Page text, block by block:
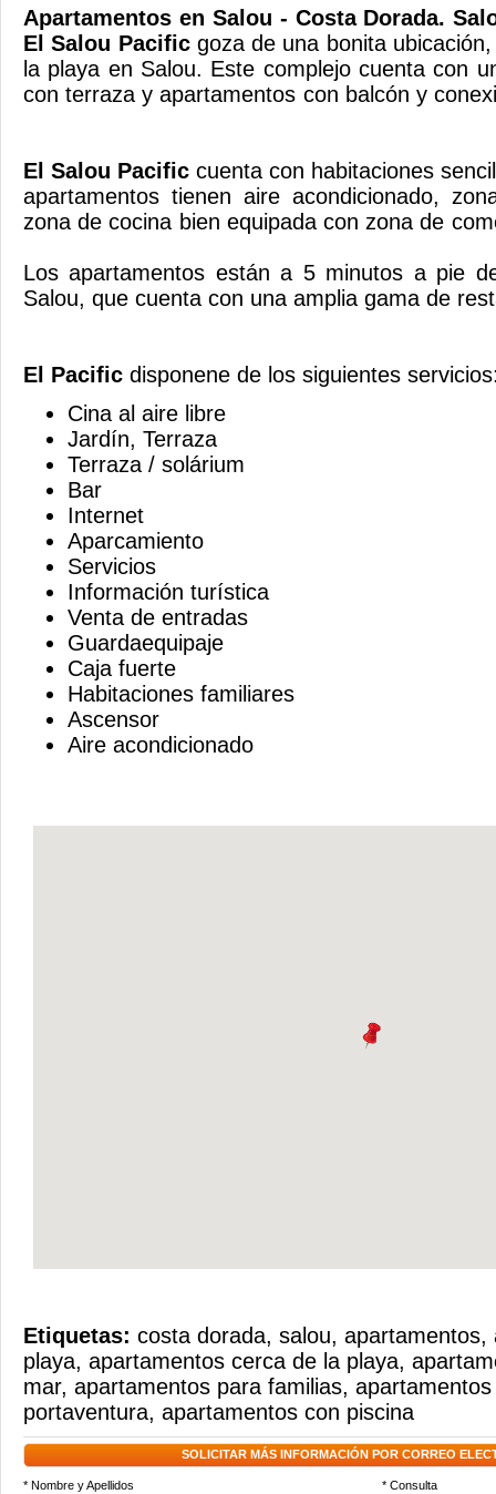
Apartamentos en Salou - Costa Dorada.
El Salou Pacific goza de una bonita
la playa en Salou. Este complejo cuenta con
con terraza y apartamentos con balcón y
El Salou Pacific cuenta con habitaciones
apartamentos tienen aire acondicionado,
zona de cocina bien equipada con
Los apartamentos están a 5 minutos a pie
Salou, que cuenta con una amplia gama de
El Pacific disponene de los siguientes
Cina al aire libre
Jardín, Terraza
Terraza / solárium
Bar
Internet
Aparcamiento
Servicios
Información turística
Venta de entradas
Guardaequipaje
Caja fuerte
Habitaciones familiares
Ascensor
Aire acondicionado
Etiquetas: costa dorada, salou, apartamentos,
playa, apartamentos cerca de la playa,
mar, apartamentos para familias,
portaventura, apartamentos con piscina
SOLICITAR MÁS INFORMACIÓN POR CORREO
* Nombre y Apellidos * Consulta